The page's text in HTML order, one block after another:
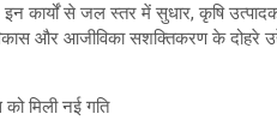
कार्यों से जल स्तर में सुधार, कृषि
और आजीविका सशक्तिकरण के दोहरे